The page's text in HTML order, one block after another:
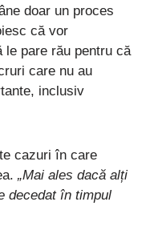
doar un proces
că vor
pare rău pentru că
care nu au
inclusiv
cazuri în care
„Mai ales dacă alți
decedat în timpul